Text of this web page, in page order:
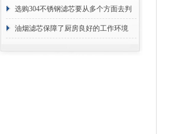
选购304不锈钢滤芯要从多个方面去判
断
油烟滤芯保障了厨房良好的工作环境